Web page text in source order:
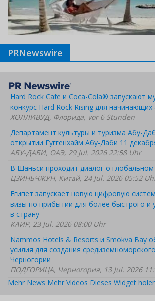
PRNewswire
Hard Rock Cafe и Coca-Cola® запускают
конкурс Hard Rock Rising для начинающих
ХОЛЛИВУД, Флорида, vor 6 Stunden
Департамент культуры и туризма Абу-
открытии Гуггенхайм Абу-Даби 11
АБУ-ДАБИ, ОАЭ, 29 Jul. 2026 22:58 Uhr
В Шаньси проходит диалог о глобальном
ЦЗИНЬЧЖУН, Китай, 24 Jul. 2026 05:52
Египет запускает новую цифровую
визы по прибытии для более быстрого и
в страну
КАИР, 23 Jul. 2026 08:00 Uhr
Nammos Hotels & Resorts и Smokva Bay
усилия для создания
Черногории
ПОДГОРИЦА, Черногория, 13 Jul. 2026
Mehr News Mehr Videos Dieses Widget